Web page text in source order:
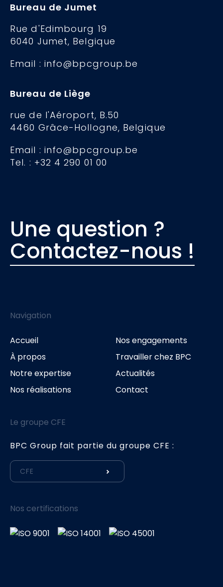
Bureau de Jumet
Rue d'Edimbourg 19
6040 Jumet, Belgique
Email : info@bpcgroup.be
Bureau de Liège
rue de l'Aéroport, B.50
4460 Grâce-Hollogne, Belgique
Email : info@bpcgroup.be
Tel. : +32 4 290 01 00
Une question ?
Contactez-nous !
Navigation
Accueil
À propos
Notre expertise
Nos réalisations
Nos engagements
Travailler chez BPC
Actualités
Contact
Le groupe CFE
BPC Group fait partie du groupe CFE :
CFE
Nos certifications